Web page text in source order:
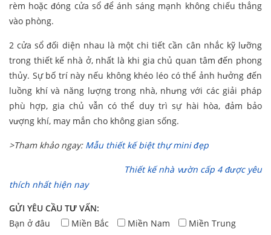
rèm hoặc đóng cửa sổ để ánh sáng mạnh không chiếu thẳng
vào phòng.
2 cửa sổ đối diện nhau là một chi tiết cần cân nhắc kỹ lưỡng
trong thiết kế nhà ở, nhất là khi gia chủ quan tâm đến phong
thủy. Sự bố trí này nếu không khéo léo có thể ảnh hưởng đến
luồng khí và năng lượng trong nhà, nhưng với các giải pháp
phù hợp, gia chủ vẫn có thể duy trì sự hài hòa, đảm bảo
vượng khí, may mắn cho không gian sống.
>Tham khảo ngay: Mẫu thiết kế biệt thự mini đẹp
Thiết kế nhà vườn cấp 4 được yêu
thích nhất hiện nay
GỬI YÊU CẦU TƯ VẤN:
Bạn ở đâu
Miền Bắc Miền Nam Miền Trung